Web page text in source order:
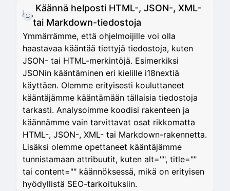
Käännä helposti HTML-, JSON-, XML-
tai Markdown-tiedostoja
Ymmärrämme, että ohjelmoijille voi olla
haastavaa kääntää tiettyjä tiedostoja, kuten
JSON- tai HTML-merkintöjä. Esimerkiksi
JSONin kääntäminen eri kielille i18nextiä
käyttäen. Olemme erityisesti kouluttaneet
kääntäjämme kääntämään tällaisia tiedostoja
tarkasti. Analysoimme koodisi rakenteen ja
käännämme vain tarvittavat osat rikkomatta
HTML-, JSON-, XML- tai Markdown-rakennetta.
Lisäksi olemme opettaneet kääntäjämme
tunnistamaan attribuutit, kuten alt="", title=""
tai content="" käännöksessä, mikä on erityisen
hyödyllistä SEO-tarkoituksiin.